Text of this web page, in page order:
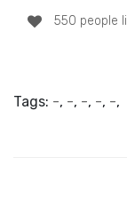
550 people
Tags: -, -, -, -, -,